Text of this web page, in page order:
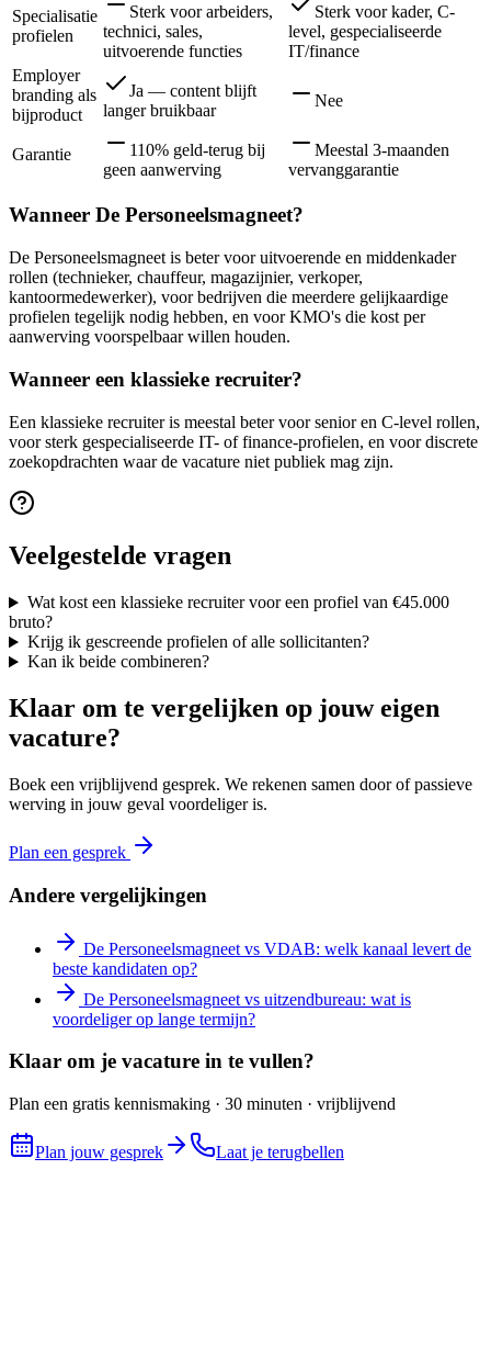
Specialisatie
profielen
Sterk voor arbeiders,
technici, sales,
uitvoerende functies
Sterk voor kader, C-
level, gespecialiseerde
IT/finance
Employer
branding als
bijproduct
Ja — content blijft
langer bruikbaar
Nee
Garantie
110% geld-terug bij
geen aanwerving
Meestal 3-maanden
vervanggarantie
Wanneer De Personeelsmagneet?
De Personeelsmagneet is beter voor uitvoerende en middenkader
rollen (technieker, chauffeur, magazijnier, verkoper,
kantoormedewerker), voor bedrijven die meerdere gelijkaardige
profielen tegelijk nodig hebben, en voor KMO's die kost per
aanwerving voorspelbaar willen houden.
Wanneer een klassieke recruiter?
Een klassieke recruiter is meestal beter voor senior en C-level rollen,
voor sterk gespecialiseerde IT- of finance-profielen, en voor discrete
zoekopdrachten waar de vacature niet publiek mag zijn.
Veelgestelde vragen
Wat kost een klassieke recruiter voor een profiel van €45.000
bruto?
Krijg ik gescreende profielen of alle sollicitanten?
Kan ik beide combineren?
Klaar om te vergelijken op jouw eigen
vacature?
Boek een vrijblijvend gesprek. We rekenen samen door of passieve
werving in jouw geval voordeliger is.
Plan een gesprek
Andere vergelijkingen
De Personeelsmagneet vs VDAB: welk kanaal levert de
beste kandidaten op?
De Personeelsmagneet vs uitzendbureau: wat is
voordeliger op lange termijn?
Klaar om je vacature in te vullen?
Plan een gratis kennismaking · 30 minuten · vrijblijvend
Plan jouw gesprek Laat je terugbellen